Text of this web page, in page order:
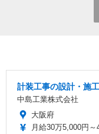
計装工事の設計・施
中島工業株式会社
大阪府
月給30万5,000円～